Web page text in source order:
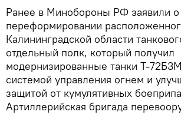
Ранее в Минобороны РФ заявили о
переформировании
Калининградской области
отдельный полк, который получил
модернизированные танки Т-
системой управления огнем и
защитой от кумулятивных
Артиллерийская бригада